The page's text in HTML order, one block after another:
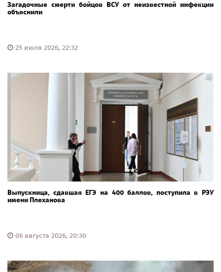
Загадочные смерти бойцов ВСУ от неизвестной инфекции
объяснили
25 июля 2026, 22:32
Выпускница, сдавшая ЕГЭ на 400 баллов, поступила в РЭУ
имени Плеханова
06 августа 2026, 20:30